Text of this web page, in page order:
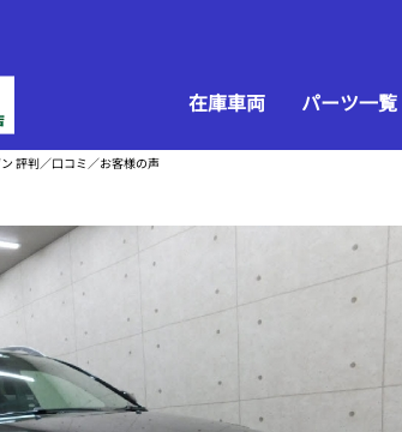
在庫車両 パーツ一覧
評判／口コミ／お客様の声